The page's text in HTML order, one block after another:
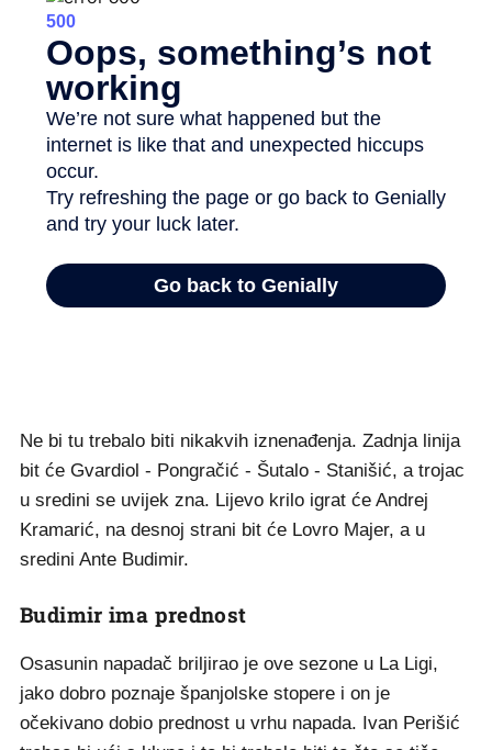
Ne bi tu trebalo biti nikakvih iznenađenja. Zadnja linija
bit će Gvardiol - Pongračić - Šutalo - Stanišić, a trojac
u sredini se uvijek zna. Lijevo krilo igrat će Andrej
Kramarić, na desnoj strani bit će Lovro Majer, a u
sredini Ante Budimir.
Budimir ima prednost
Osasunin napadač briljirao je ove sezone u La Ligi,
jako dobro poznaje španjolske stopere i on je
očekivano dobio prednost u vrhu napada. Ivan Perišić